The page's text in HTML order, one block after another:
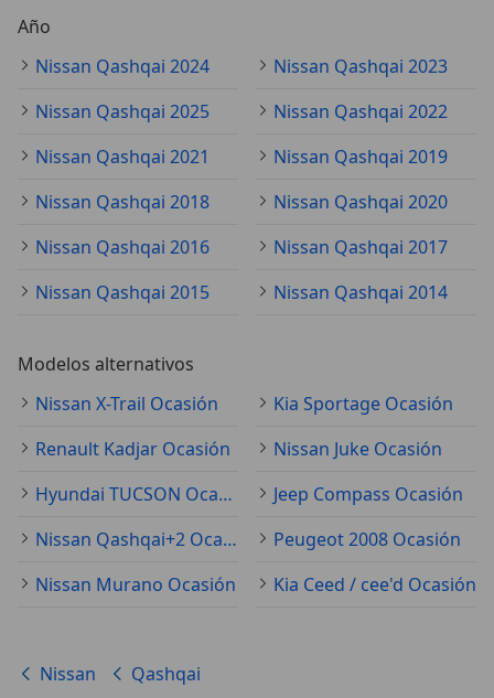
Año
Nissan Qashqai 2024
Nissan Qashqai 2023
Nissan Qashqai 2025
Nissan Qashqai 2022
Nissan Qashqai 2021
Nissan Qashqai 2019
Nissan Qashqai 2018
Nissan Qashqai 2020
Nissan Qashqai 2016
Nissan Qashqai 2017
Nissan Qashqai 2015
Nissan Qashqai 2014
Modelos alternativos
Nissan X-Trail Ocasión
Kia Sportage Ocasión
Renault Kadjar Ocasión
Nissan Juke Ocasión
Hyundai TUCSON Ocasión
Jeep Compass Ocasión
Nissan Qashqai+2 Ocasión
Peugeot 2008 Ocasión
Nissan Murano Ocasión
Kia Ceed / cee'd Ocasión
Nissan Qashqai